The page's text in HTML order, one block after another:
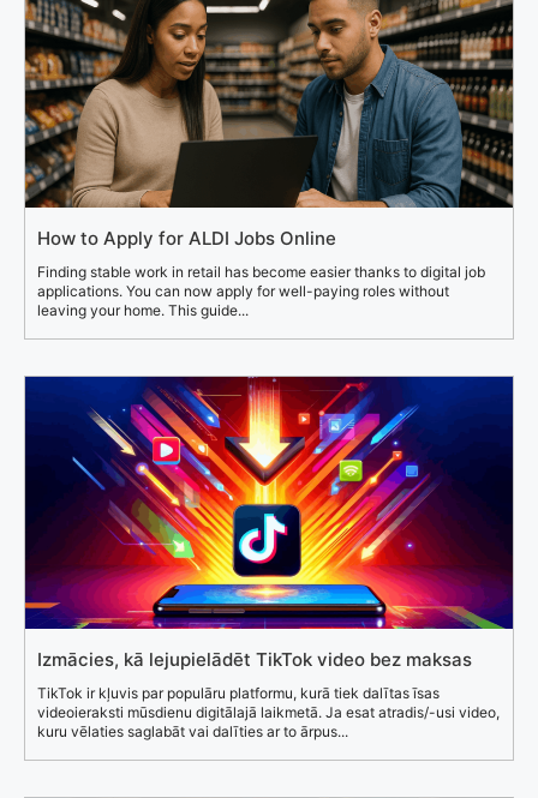
How to Apply for ALDI Jobs Online
Finding stable work in retail has become easier thanks to digital job
applications. You can now apply for well-paying roles without
leaving your home. This guide...
Izmācies, kā lejupielādēt TikTok video bez maksas
TikTok ir kļuvis par populāru platformu, kurā tiek dalītas īsas
videoieraksti mūsdienu digitālajā laikmetā. Ja esat atradis/-usi video,
kuru vēlaties saglabāt vai dalīties ar to ārpus...